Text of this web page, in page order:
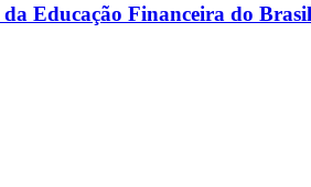
Educação Financeira do